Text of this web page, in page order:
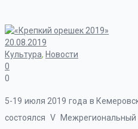
20.08.2019
Культура, Новости
0
0
5-19 июля 2019 года в
состоялся V